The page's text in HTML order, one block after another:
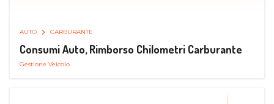
AUTO CARBURANTE
Consumi Auto, Rimborso Chilometri Carburante
Gestione Veicolo